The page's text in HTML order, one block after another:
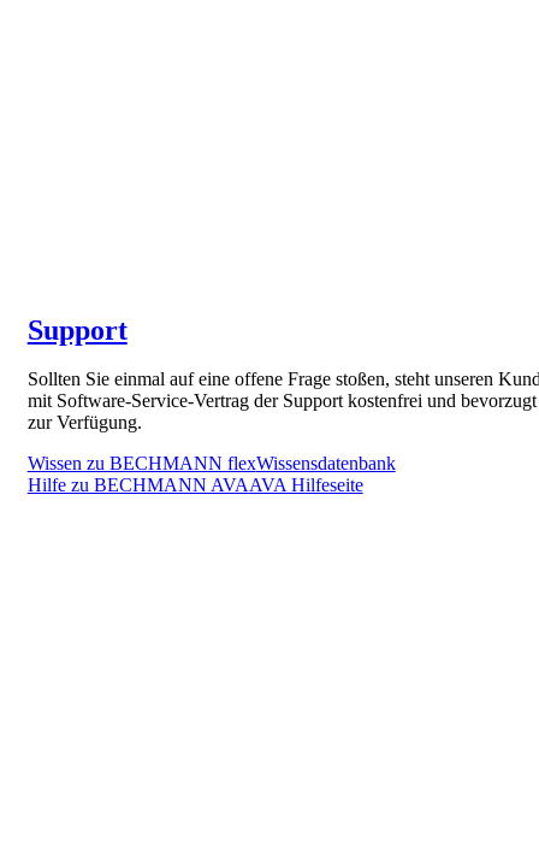
Support
Sollten Sie einmal auf eine offene Frage stoßen, steht unseren
mit Software-Service-Vertrag der Support kostenfrei und bevorzugt
zur Verfügung.
Wissen zu BECHMANN flexWissensdatenbank
Hilfe zu BECHMANN AVAAVA Hilfeseite